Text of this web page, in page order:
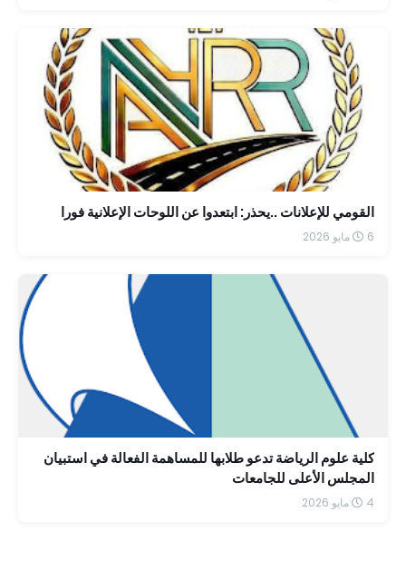
القومي للإعلانات ..يحذر: ابتعدوا عن اللوحات الإعلانية فورا
6 مايو 2026
كلية علوم الرياضة تدعو طلابها للمساهمة الفعالة في استبيان
المجلس الأعلى للجامعات
4 مايو 2026